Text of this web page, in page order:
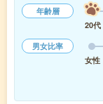
年齢層
20代
男女比率
女性